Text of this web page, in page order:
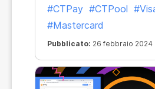
con il tuo wallet di
scambiare valute o
transazioni da solo: da
sarà come andare al
Solo che, a differenza
#CTPay #CTPool
#Mastercard
Pubblicato: 26 febbraio 2024